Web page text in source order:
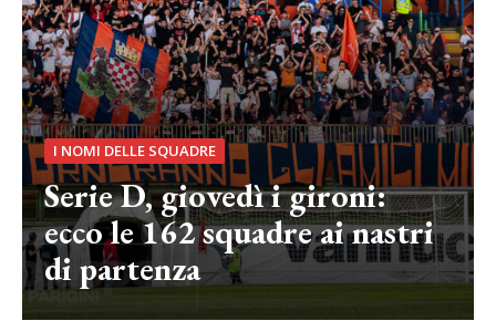
I NOMI DELLE SQUADRE
Serie D, giovedì i gironi:
ecco le 162 squadre ai nastri
di partenza